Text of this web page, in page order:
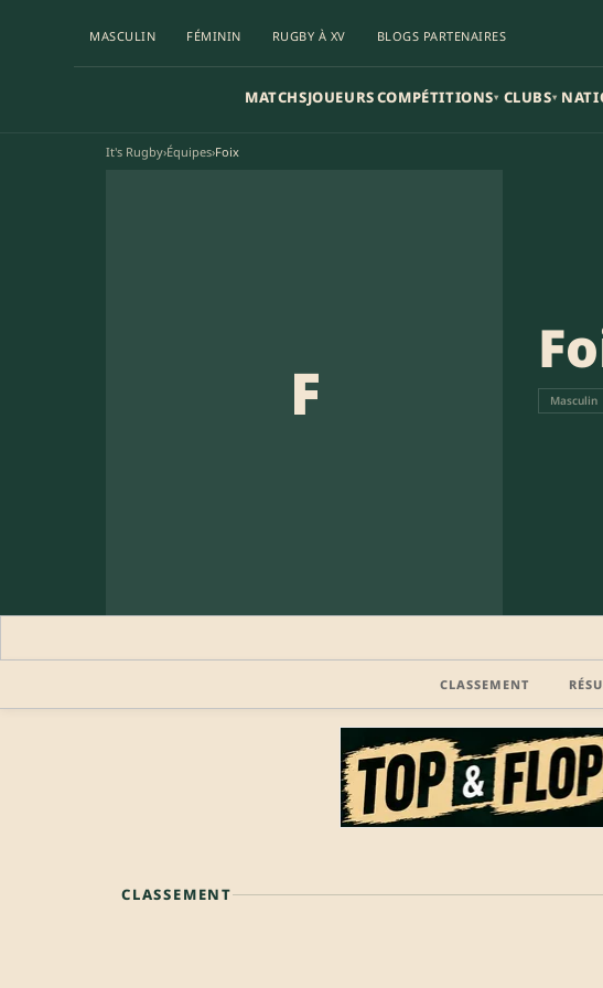
MASCULIN FÉMININ RUGBY À XV BLOGS PARTENAIRES
MATCHSJOUEURSCOMPÉTITIONS▾ CLUBS▾
It's Rugby›Équipes›Foix
F Masculin
CLASSEMENT
CLASSEMENT